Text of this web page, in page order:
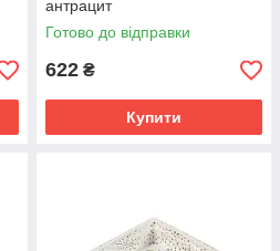
антрацит
Готово до відправки
622 ₴
Купити